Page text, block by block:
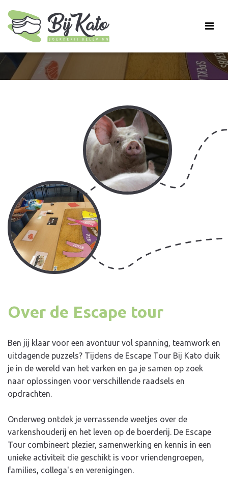
Escape tour op de boerderij
Over de Escape tour
Ben jij klaar voor een avontuur vol spanning, teamwork en
uitdagende puzzels? Tijdens de Escape Tour Bij Kato duik
je in de wereld van het varken en ga je samen op zoek
naar oplossingen voor verschillende raadsels en
opdrachten.
Onderweg ontdek je verrassende weetjes over de
varkenshouderij en het leven op de boerderij. De Escape
Tour combineert plezier, samenwerking en kennis in een
unieke activiteit die geschikt is voor vriendengroepen,
families, collega's en verenigingen.